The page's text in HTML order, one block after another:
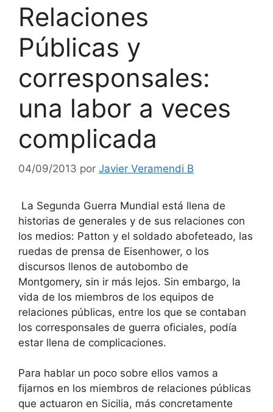
Relaciones
Públicas y
corresponsales:
una labor a veces
complicada
04/09/2013 por Javier Veramendi B
La Segunda Guerra Mundial está llena de
historias de generales y de sus relaciones con
los medios: Patton y el soldado abofeteado, las
ruedas de prensa de Eisenhower, o los
discursos llenos de autobombo de
Montgomery, sin ir más lejos. Sin embargo, la
vida de los miembros de los equipos de
relaciones públicas, entre los que se contaban
los corresponsales de guerra oficiales, podía
estar llena de complicaciones.
Para hablar un poco sobre ellos vamos a
fijarnos en los miembros de relaciones públicas
que actuaron en Sicilia, más concretamente